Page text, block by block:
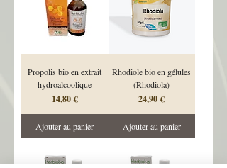
Propolis bio en extrait
hydroalcoolique
Prix
14,80 €
Ajouter au panier
Rhodiole bio en gélules
(Rhodiola)
Prix
24,90 €
Ajouter au panier